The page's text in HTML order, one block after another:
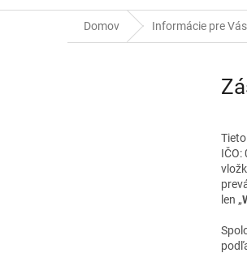
Domov Informácie pre Vás
len „